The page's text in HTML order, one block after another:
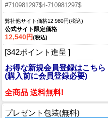
#710981297$rl-710981297$
弊社他サイト価格12,980円(税込)
公式サイト限定価格
12,540円(税込)
[342ポイント進呈 ]
お得な新規会員登録はこちら
(購入前に会員登録必要)
全商品 送料無料!
プレゼント包装(無料)